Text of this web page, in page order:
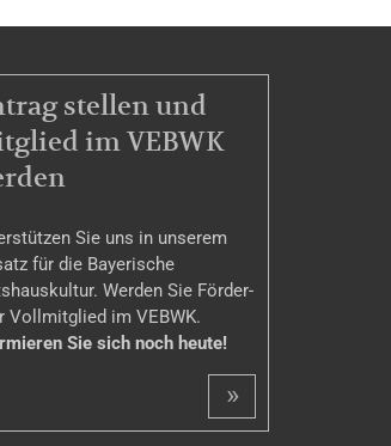
stellen und
im VEBWK
Sie uns in unserem
für die Bayerische
Werden Sie Förder-
Vollmitglied im VEBWK.
Sie sich noch heute!
»